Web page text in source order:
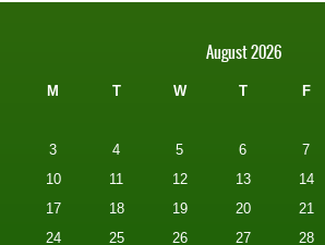
August 2026
M T W T F
3
4 5 6 7
10
11 12 13 14
17
18 19 20 21
24
25 26 27 28